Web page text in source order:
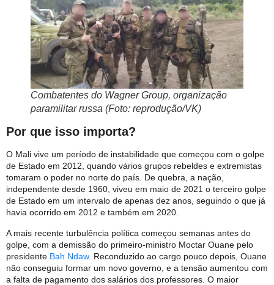
Combatentes do Wagner Group, organização
paramilitar russa (Foto: reprodução/VK)
Por que isso importa?
O Mali vive um período de instabilidade que começou com o golpe
de Estado em 2012, quando vários grupos rebeldes e extremistas
tomaram o poder no norte do país. De quebra, a nação,
independente desde 1960, viveu em maio de 2021 o terceiro golpe
de Estado em um intervalo de apenas dez anos, seguindo o que já
havia ocorrido em 2012 e também em 2020.
A mais recente turbulência política começou semanas antes do
golpe, com a demissão do primeiro-ministro Moctar Ouane pelo
presidente Bah Ndaw. Reconduzido ao cargo pouco depois, Ouane
não conseguiu formar um novo governo, e a tensão aumentou com
a falta de pagamento dos salários dos professores. O maior